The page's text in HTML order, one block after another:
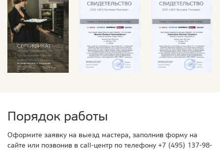
Порядок работы
Оформите заявку на выезд мастера, заполнив форму на
сайте или позвонив в call-центр по телефону +7 (495) 137-98-